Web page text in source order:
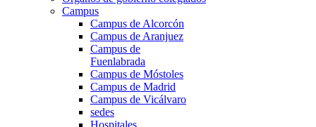
Campus
Campus de Alcorcón
Campus de Aranjuez
Campus de
Fuenlabrada
Campus de Móstoles
Campus de Madrid
Campus de Vicálvaro
sedes
Hospitales